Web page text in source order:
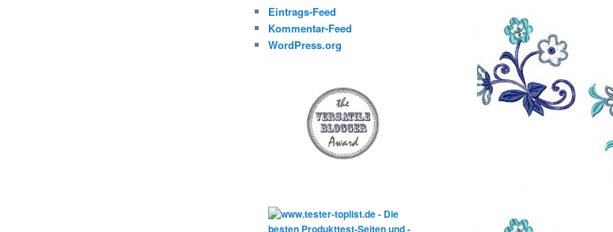
Eintrags-Feed
Kommentar-Feed
WordPress.org